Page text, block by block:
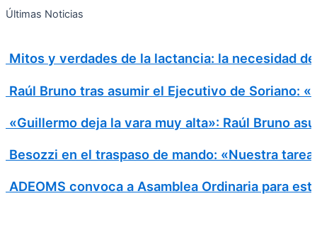
Ir
Últimas Noticias
Mitos y verdades de la lactancia: la necesidad
Raúl Bruno tras asumir el Ejecutivo de Soriano:
«Guillermo deja la vara muy alta»: Raúl Bruno
Besozzi en el traspaso de mando: «Nuestra
ADEOMS convoca a Asamblea Ordinaria para
Search